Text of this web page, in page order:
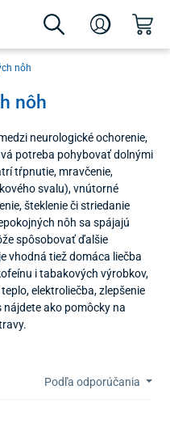
nôh
nôh
neurologické ochorenie,
potreba pohybovať dolnými
tŕpnutie, mravčenie,
svalu), vnútorné
šteklenie či striedanie
nôh sa spájajú
spôsobovať ďalšie
vhodná tiež domáca liečba
i tabakových výrobkov,
elektroliečba, zlepšenie
ako pomôcky na
Podľa odporúčania